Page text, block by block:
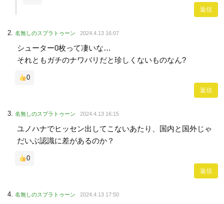
返信
名無しのスプラトゥーン 2024.4.13 16:07
シューター0枚って凄いな…
それともガチのナワバリだと珍しくないものなん?
0
返信
名無しのスプラトゥーン 2024.4.13 16:15
ユノハナでヒッセン出してこないあたり、国内と国外じゃ
だいぶ認識に差があるのか？
0
返信
名無しのスプラトゥーン 2024.4.13 17:50